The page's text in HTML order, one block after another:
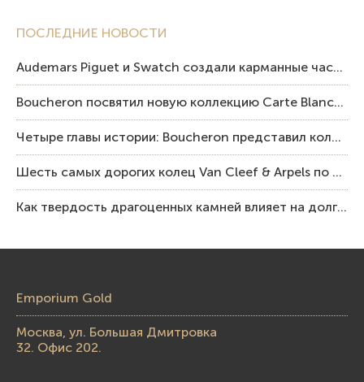
ПОСЛЕДНИЕ НОВОСТИ
Audemars Piguet и Swatch создали карманные часы в эстетике Royal Oak и Pop Art
Boucheron посвятил новую коллекцию Carte Blanche Human Being человеку и силе мастерства
Четыре главы истории: Boucheron представил коллекцию «Nom: Boucheron, Prénom: Frédéric»
Шесть самых дорогих колец Van Cleef & Arpels по итогам аукционов Sotheby’s
Как твердость драгоценных камней влияет на долговечность ювелирных изделий
Emporium Gold
Москва, ул. Большая Дмитровка
32. Офис 202.